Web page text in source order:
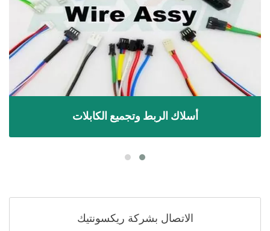
أسلاك الربط وتجميع الكابلات
الاتصال بشركة ريكسونتيك